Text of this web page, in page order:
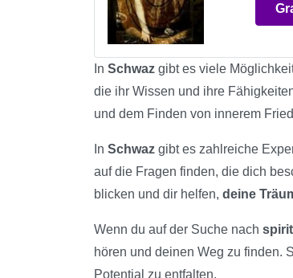
In Schwaz gibt es viele
die ihr Wissen und ihre
und dem Finden von innerem
In Schwaz gibt es zahlreiche
auf die Fragen finden, die dich
blicken und dir helfen, deine
Wenn du auf der Suche nach
hören und deinen Weg zu finden.
Potential zu entfalten.